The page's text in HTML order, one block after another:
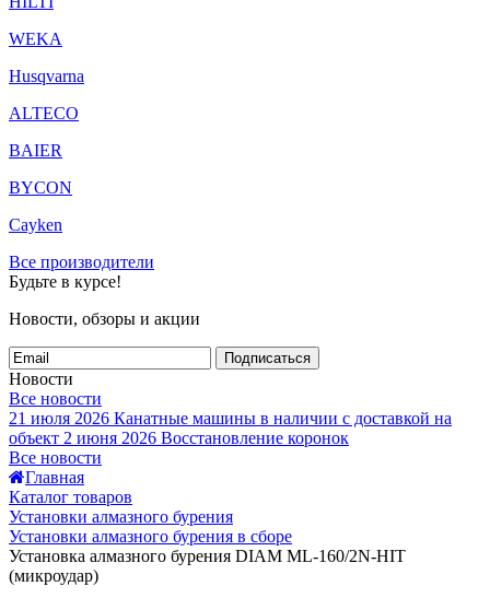
WEKA
Husqvarna
ALTECO
BAIER
BYCON
Cayken
Все производители
Будьте в курсе!
Новости, обзоры и акции
Подписаться
Новости
Все новости
21 июля 2026 Канатные машины в наличии с доставкой на
объект 2 июня 2026 Восстановление коронок
Все новости
Главная
Каталог товаров
Установки алмазного бурения
Установки алмазного бурения в сборе
Установка алмазного бурения DIAM ML-160/2N-HIT
(микроудар)